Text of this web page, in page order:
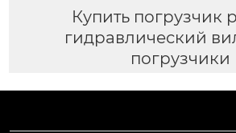
Купить погрузчик
гидравлический
погрузчики